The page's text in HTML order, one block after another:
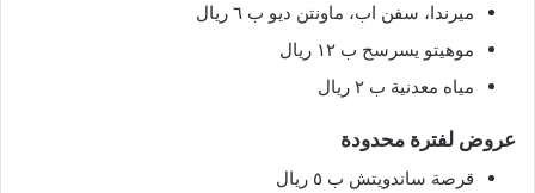
ميرندا، سفن اب، ماونتن ديو ب ٦ ريال
موهيتو يسرسح ب ١٢ ريال
مياه معدنية ب ٢ ريال
عروض لفترة محدودة
قرصة ساندويتش ب ٥ ريال